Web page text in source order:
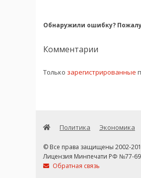
Обнаружили ошибку?
Комментарии
Только зарегистрированные
Политика Экономика
© Все права защищены 2002-
Лицензия Минпечати РФ №77-
Обратная связь